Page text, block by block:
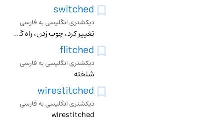
switched
دیکشنری انگلیسی به فارسی
تغییر کرد، چوب زدن، راه گزیدن، سویچ زدن، جریان را عوض کردن
flitched
دیکشنری انگلیسی به فارسی
شلخته
wirestitched
دیکشنری انگلیسی به فارسی
wirestitched